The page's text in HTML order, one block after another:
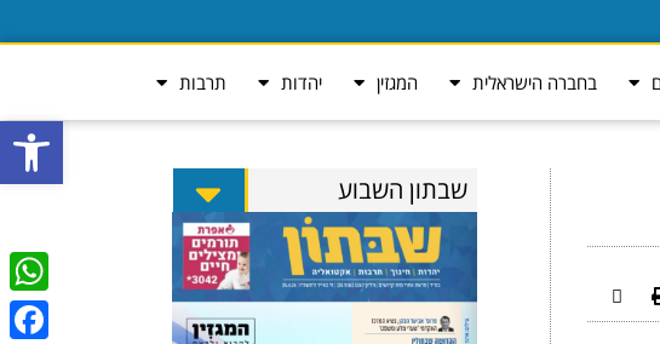
פתח
בחברה הישראלית המגזין יהדות תרבות
שבתון השבוע